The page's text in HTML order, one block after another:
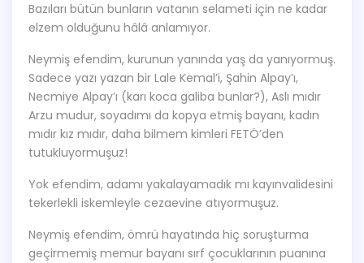
Bazıları bütün bunların vatanın selameti için ne kadar
elzem olduğunu hâlâ anlamıyor.
Neymiş efendim, kurunun yanında yaş da yanıyormuş.
Sadece yazı yazan bir Lale Kemal’i, Şahin Alpay’ı,
Necmiye Alpay’ı (karı koca galiba bunlar?), Aslı mıdır
Arzu mudur, soyadımı da kopya etmiş bayanı, kadın
mıdır kız mıdır, daha bilmem kimleri FETÖ’den
tutukluyormuşuz!
Yok efendim, adamı yakalayamadık mı kayınvalidesini
tekerlekli iskemleyle cezaevine atıyormuşuz.
Neymiş efendim, ömrü hayatında hiç soruşturma
geçirmemiş memur bayanı sırf çocuklarının puanına